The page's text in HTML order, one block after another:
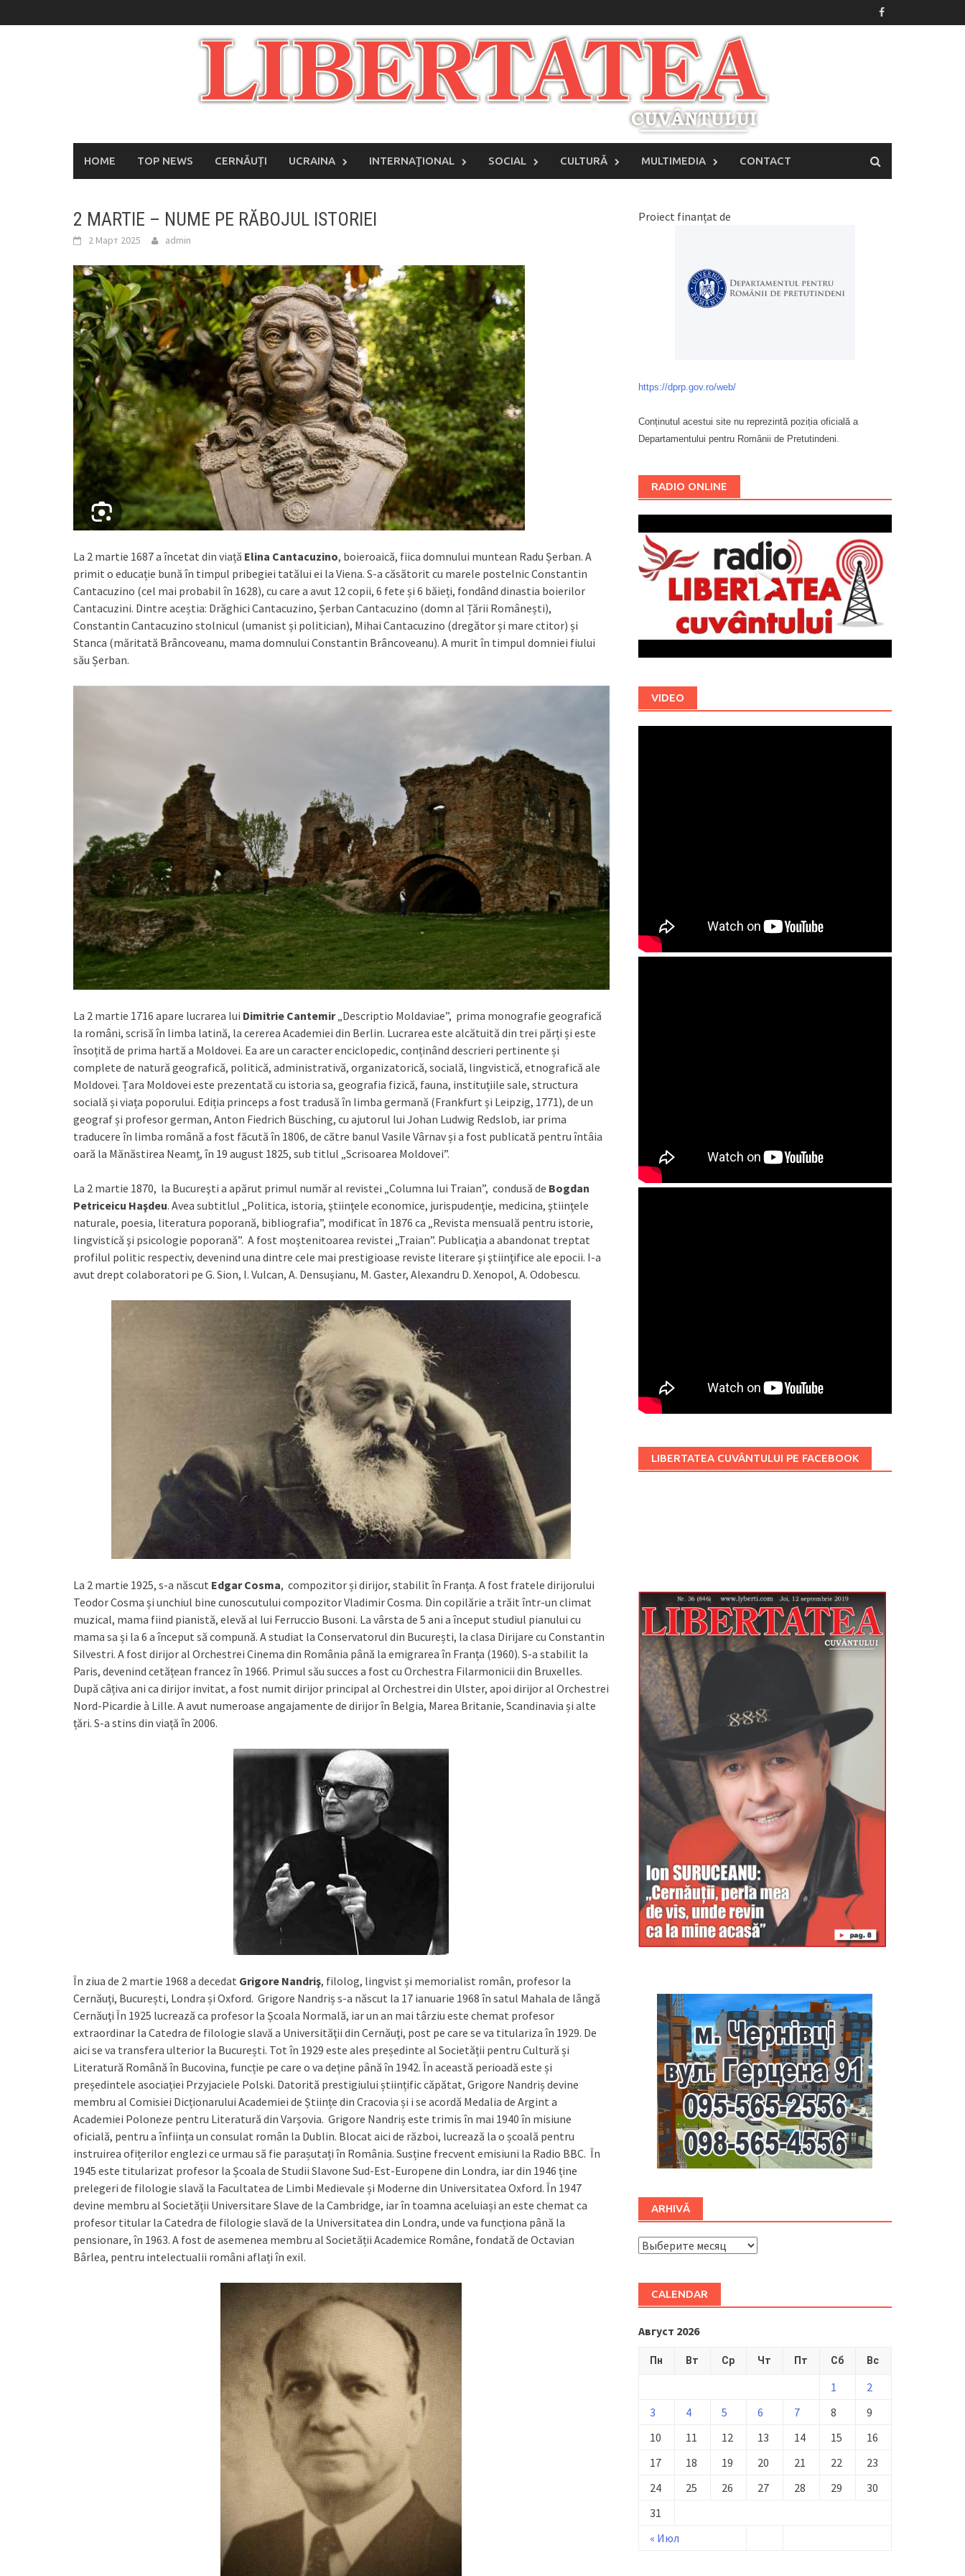
to
HOME TOP NEWS CERNĂUȚI UCRAINA INTERNAŢIONAL SOCIAL CULTURĂ MULTIMEDIA CONTACT
2 MARTIE – NUME PE RĂBOJUL ISTORIEI
2 Март 2025 admin
La 2 martie 1687 a încetat din viață Elina Cantacuzino, boieroaică, fiica domnului muntean Radu Șerban. A
primit o educație bună în timpul pribegiei tatălui ei la Viena. S-a căsătorit cu marele postelnic Constantin
Cantacuzino (cel mai probabil în 1628), cu care a avut 12 copii, 6 fete și 6 băieți, fondând dinastia boierilor
Cantacuzini. Dintre aceștia: Drăghici Cantacuzino, Șerban Cantacuzino (domn al Țării Românești),
Constantin Cantacuzino stolnicul (umanist și politician), Mihai Cantacuzino (dregător și mare ctitor) și
Stanca (măritată Brâncoveanu, mama domnului Constantin Brâncoveanu). A murit în timpul domniei fiului
său Șerban.
La 2 martie 1716 apare lucrarea lui Dimitrie Cantemir„Descriptio Moldaviae”, prima monografie geografică
la români, scrisă în limba latină, la cererea Academiei din Berlin. Lucrarea este alcătuită din trei părți și este
însoțită de prima hartă a Moldovei. Ea are un caracter enciclopedic, conținând descrieri pertinente și
complete de natură geografică, politică, administrativă, organizatorică, socială, lingvistică, etnografică ale
Moldovei. Țara Moldovei este prezentată cu istoria sa, geografia fizică, fauna, instituțiile sale, structura
socială și viața poporului. Ediția princeps a fost tradusă în limba germană (Frankfurt și Leipzig, 1771), de un
geograf și profesor german, Anton Fiedrich Büsching, cu ajutorul lui Johan Ludwig Redslob, iar prima
traducere în limba română a fost făcută în 1806, de către banul Vasile Vârnav și a fost publicată pentru întâia
oară la Mănăstirea Neamț, în 19 august 1825, sub titlul „Scrisoarea Moldovei”.
La 2 martie 1870, la Bucureşti a apărut primul număr al revistei „Columna lui Traian”, condusă de Bogdan
Petriceicu Haşdeu. Avea subtitlul „Politica, istoria, ştiinţele economice, jurispudenţie, medicina, ştiinţele
naturale, poesia, literatura poporană, bibliografia”, modificat în 1876 ca „Revista mensuală pentru istorie,
lingvistică şi psicologie poporană”. A fost moştenitoarea revistei „Traian”. Publicaţia a abandonat treptat
profilul politic respectiv, devenind una dintre cele mai prestigioase reviste literare şi ştiinţifice ale epocii. I-a
avut drept colaboratori pe G. Sion, I. Vulcan, A. Densuşianu, M. Gaster, Alexandru D. Xenopol, A. Odobescu.
La 2 martie 1925, s-a născut Edgar Cosma, compozitor și dirijor, stabilit în Franța. A fost fratele dirijorului
Teodor Cosma și unchiul bine cunoscutului compozitor Vladimir Cosma. Din copilărie a trăit într-un climat
muzical, mama fiind pianistă, elevă al lui Ferruccio Busoni. La vârsta de 5 ani a început studiul pianului cu
mama sa și la 6 a început să compună. A studiat la Conservatorul din București, la clasa Dirijare cu Constantin
Silvestri. A fost dirijor al Orchestrei Cinema din România până la emigrarea în Franța (1960). S-a stabilit la
Paris, devenind cetățean francez în 1966. Primul său succes a fost cu Orchestra Filarmonicii din Bruxelles.
După câțiva ani ca dirijor invitat, a fost numit dirijor principal al Orchestrei din Ulster, apoi dirijor al Orchestrei
Nord-Picardie à Lille. A avut numeroase angajamente de dirijor în Belgia, Marea Britanie, Scandinavia și alte
țări. S-a stins din viață în 2006.
În ziua de 2 martie 1968 a decedat Grigore Nandriş, filolog, lingvist și memorialist român, profesor la
Cernăuți, București, Londra și Oxford. Grigore Nandriș s-a născut la 17 ianuarie 1968 în satul Mahala de lângă
Cernăuţi În 1925 lucrează ca profesor la Școala Normală, iar un an mai târziu este chemat profesor
extraordinar la Catedra de filologie slavă a Universităţii din Cernăuţi, post pe care se va titulariza în 1929. De
aici se va transfera ulterior la București. Tot în 1929 este ales președinte al Societății pentru Cultură și
Literatură Română în Bucovina, funcție pe care o va deține până în 1942. În această perioadă este și
președintele asociației Przyjaciele Polski. Datorită prestigiului științific căpătat, Grigore Nandriș devine
membru al Comisiei Dicționarului Academiei de Științe din Cracovia și i se acordă Medalia de Argint a
Academiei Poloneze pentru Literatură din Varşovia. Grigore Nandriș este trimis în mai 1940 în misiune
oficială, pentru a înființa un consulat român la Dublin. Blocat aici de război, lucrează la o școală pentru
instruirea ofițerilor englezi ce urmau să fie parașutați în România. Susține frecvent emisiuni la Radio BBC. În
1945 este titularizat profesor la Școala de Studii Slavone Sud-Est-Europene din Londra, iar din 1946 ține
prelegeri de filologie slavă la Facultatea de Limbi Medievale și Moderne din Universitatea Oxford. În 1947
devine membru al Societății Universitare Slave de la Cambridge, iar în toamna aceluiași an este chemat ca
profesor titular la Catedra de filologie slavă de la Universitatea din Londra, unde va funcționa până la
pensionare, în 1963. A fost de asemenea membru al Societății Academice Române, fondată de Octavian
Bârlea, pentru intelectualii români aflați în exil.
Proiect finanțat de
https://dprp.gov.ro/web/
Conținutul acestui site nu reprezintă poziția oficială a
Departamentului pentru Românii de Pretutindeni.
RADIO ONLINE
VIDEO
LIBERTATEA CUVÂNTULUI PE FACEBOOK
ARHIVĂ
ARHIVĂ
CALENDAR
Август 2026
Пн Вт Ср Чт Пт Сб Вс
« Июл
1
2
3
4 5 6 7 8
9
10
11 12 13 14 15
16
17
18 19 20 21 22
23
24
25 26 27 28 29
30
31